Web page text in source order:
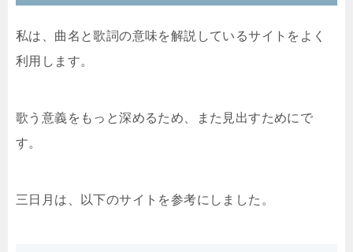
私は、曲名と歌詞の意味を解説しているサイトをよく
利用します。
歌う意義をもっと深めるため、また見出すためにで
す。
三日月は、以下のサイトを参考にしました。